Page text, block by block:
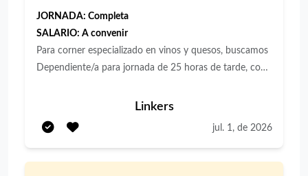
JORNADA: Completa
SALARIO: A convenir
Para corner especializado en vinos y quesos, buscamos
Dependiente/a para jornada de 25 horas de tarde, con
vino y el queso, y orientación a la venta. ¿Cómo será tu
día a día? Atención y asesoramiento al cliente en la
venta de vinos, quesos y otros productos gourmet.
Linkers
jul. 1, de 2026